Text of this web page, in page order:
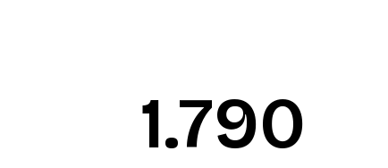
1.792